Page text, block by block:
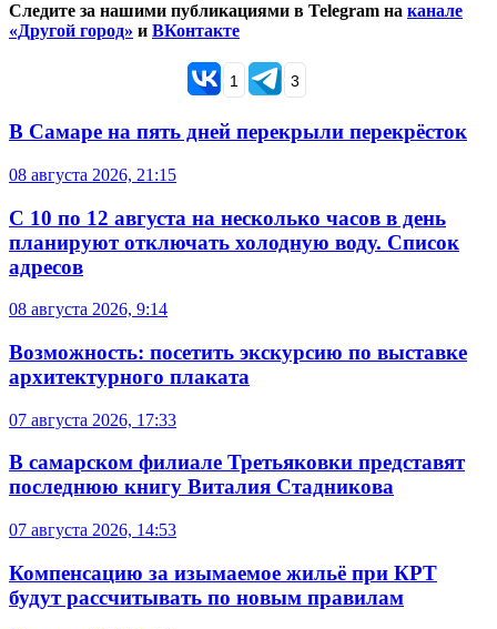
Следите за нашими публикациями в Telegram на канале
«Другой город» и ВКонтакте
1 3
В Самаре на пять дней перекрыли перекрёсток
08 августа 2026, 21:15
С 10 по 12 августа на несколько часов в день
планируют отключать холодную воду. Список
адресов
08 августа 2026, 9:14
Возможность: посетить экскурсию по выставке
архитектурного плаката
07 августа 2026, 17:33
В самарском филиале Третьяковки представят
последнюю книгу Виталия Стадникова
07 августа 2026, 14:53
Компенсацию за изымаемое жильё при КРТ
будут рассчитывать по новым правилам